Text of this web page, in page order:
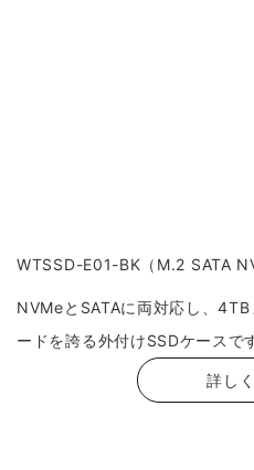
WTSSD-E01-BK（M.2 SATA
NVMeとSATAに両対応し、
ードを誇る外付けSSDケースで
詳し